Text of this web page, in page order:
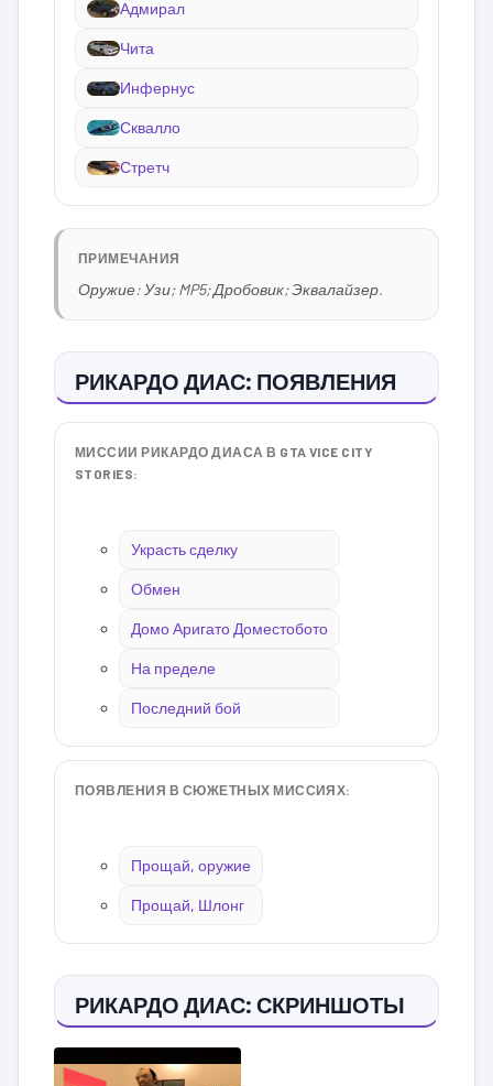
Адмирал
Чита
Инфернус
Сквалло
Стретч
ПРИМЕЧАНИЯ
Оружие: Узи; MP5; Дробовик; Эквалайзер.
РИКАРДО ДИАС: ПОЯВЛЕНИЯ
МИССИИ РИКАРДО ДИАСА В GTA VICE CITY
STORIES:
Украсть сделку
Обмен
Домо Аригато Доместобото
На пределе
Последний бой
ПОЯВЛЕНИЯ В СЮЖЕТНЫХ МИССИЯХ:
Прощай, оружие
Прощай, Шлонг
РИКАРДО ДИАС: СКРИНШОТЫ